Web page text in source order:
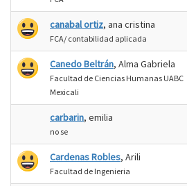
canabal ortiz, ana cristina
FCA/ contabilidad aplicada
Canedo Beltrán, Alma Gabriela
Facultad de Ciencias Humanas UABC
Mexicali
carbarin, emilia
no se
Cardenas Robles, Arili
Facultad de Ingenieria